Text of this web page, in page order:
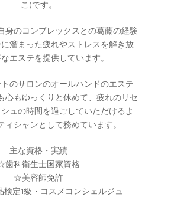
こ)です。
身のコンプレックスとの葛藤の経験
溜まった疲れやストレスを解き放
エステを提供しています。
のサロンのオールハンドのエステ
心もゆっくりと休めて、疲れのリセ
ュの時間を過ごしていただけるよ
ィシャンとして務めています。
主な資格・実績
歯科衛生士国家資格
☆美容師免許
定1級・コスメコンシェルジュ